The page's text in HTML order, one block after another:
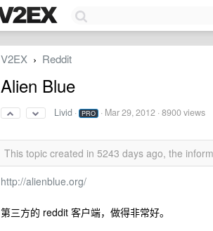
V2EX › Reddit
Alien Blue
Livid · PRO · Mar 29, 2012 · 8900 views
This topic created in 5243 days ago, the
http://alienblue.org/
第三方的 reddit 客户端，做得非常好。